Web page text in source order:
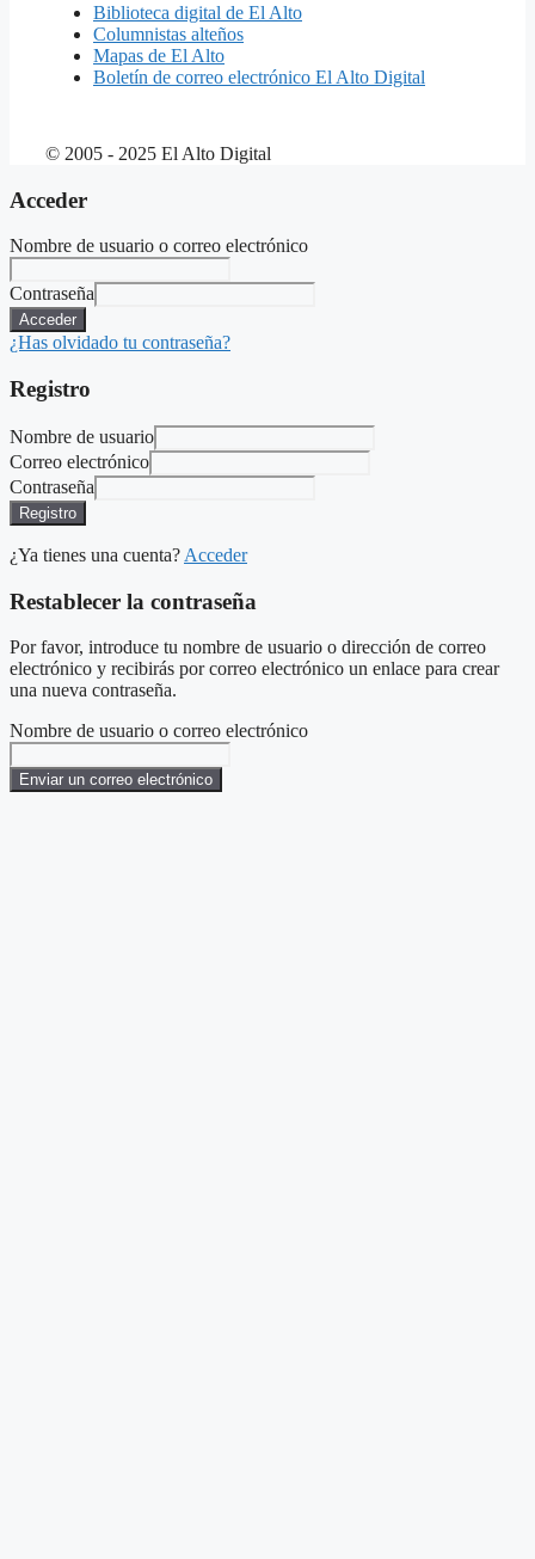
Biblioteca digital de El Alto
Columnistas alteños
Mapas de El Alto
Boletín de correo electrónico El Alto Digital
© 2005 - 2025 El Alto Digital
Acceder
Nombre de usuario o correo electrónico
Contraseña
Acceder
¿Has olvidado tu contraseña?
Registro
Nombre de usuario
Correo electrónico
Contraseña
Registro
¿Ya tienes una cuenta? Acceder
Restablecer la contraseña
Por favor, introduce tu nombre de usuario o dirección de correo
electrónico y recibirás por correo electrónico un enlace para crear
una nueva contraseña.
Nombre de usuario o correo electrónico
Enviar un correo electrónico